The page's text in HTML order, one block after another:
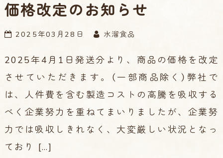
価格改定のお知らせ
2025年03月28日 水溜食品
2025年4月1日発送分より、商品の価格を改定
させていただきます。（一部商品除く）弊社で
は、人件費を含む製造コストの高騰を吸収する
べく企業努力を重ねてまいりましたが、企業努
力では吸収しきれなく、大変厳しい状況となっ
ており […]